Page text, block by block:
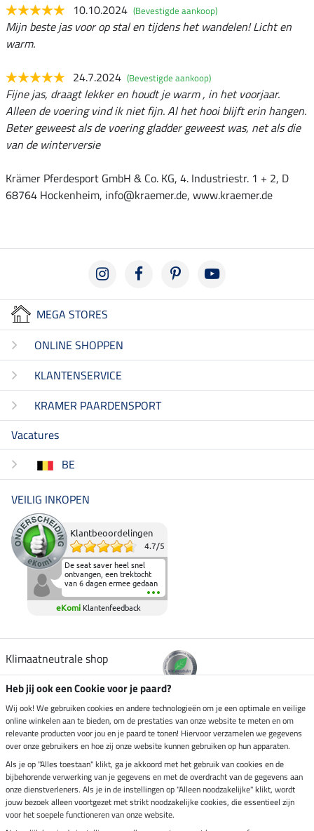
10.10.2024 (Bevestigde aankoop)
Mijn beste jas voor op stal en tijdens het wandelen! Licht en
warm.
24.7.2024 (Bevestigde aankoop)
Fijne jas, draagt lekker en houdt je warm , in het voorjaar.
Alleen de voering vind ik niet fijn. Al het hooi blijft erin hangen.
Beter geweest als de voering gladder geweest was, net als die
van de winterversie
Krämer Pferdesport GmbH & Co. KG, 4. Industriestr. 1 + 2, D
68764 Hockenheim, info@kraemer.de, www.kraemer.de
MEGA STORES
ONLINE SHOPPEN
KLANTENSERVICE
KRAMER PAARDENSPORT
Vacatures
BE
VEILIG INKOPEN
Klantbeoordelingen
4.7/5
De seat saver heel snel
ontvangen, een trektocht
van 6 dagen ermee gedaan
en deze heeft de beproeving
fantastisch doorstaan.
Heerlijk zacht om op te
elkaar in het zadel.
eKomi Klantenfeedback
Klimaatneutrale shop
Verzending per
Veilig betalen met
Impressum
Heb jij ook een Cookie voor je paard?
Wij ook! We gebruiken cookies en andere technologieën om je een optimale en veilige
online winkelen aan te bieden, om de prestaties van onze website te meten en om
relevante producten voor jou en je paard te tonen! Hiervoor verzamelen we gegevens
over onze gebruikers en hoe zij onze website kunnen gebruiken op hun apparaten.
Als je op "Alles toestaan" klikt, ga je akkoord met het gebruik van cookies en de
bijbehorende verwerking van je gegevens en met de overdracht van de gegevens aan
onze dienstverleners. Als je in de instellingen op "Alleen noodzakelijke" klikt, wordt
jouw bezoek alleen voortgezet met strikt noodzakelijke cookies, die essentieel zijn
voor het soepele functioneren van onze website.